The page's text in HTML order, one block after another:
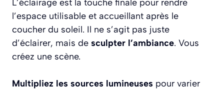
L’éclairage est la touche finale pour rendre
l’espace utilisable et accueillant après le
coucher du soleil. Il ne s’agit pas juste
d’éclairer, mais de sculpter l’ambiance. Vous
créez une scène.
Multipliez les sources lumineuses pour varier